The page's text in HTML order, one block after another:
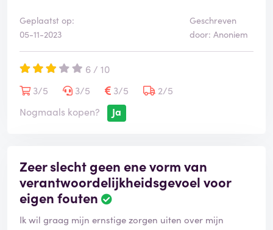
Geplaatst op:
05-11-2023
Geschreven
door: Anoniem
6 / 10
3/5
3/5 3/5
2/5
Nogmaals kopen?
Ja
Zeer slecht geen ene vorm van
verantwoordelijkheidsgevoel voor
eigen fouten
Ik wil graag mijn ernstige zorgen uiten over mijn